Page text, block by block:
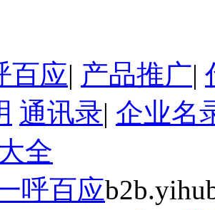
百应| 产品推广|
通讯录| 企业名
全
呼百应